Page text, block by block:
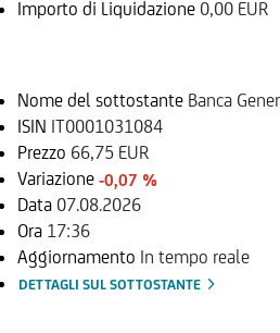
Importo di Liquidazione 0,00 EUR
Nome del sottostante Banca
ISIN IT0001031084
Prezzo 66,75 EUR
Variazione -0,07 %
Data 07.08.2026
Ora 17:36
Aggiornamento In tempo reale
DETTAGLI SUL SOTTOSTANTE